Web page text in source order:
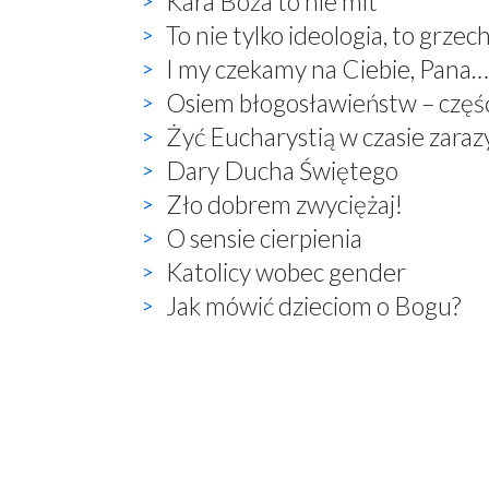
To nie tylko ideologia, to
I my czekamy na Ciebie, Pana…
Osiem błogosławieństw –
Żyć Eucharystią w czasie
Dary Ducha Świętego
Zło dobrem zwyciężaj!
O sensie cierpienia
Katolicy wobec gender
Jak mówić dzieciom o Bogu?